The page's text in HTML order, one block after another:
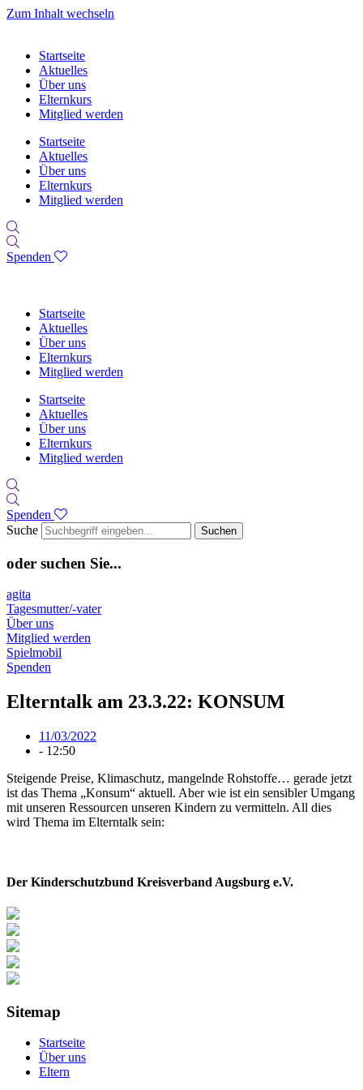
Zum Inhalt wechseln
Startseite
Aktuelles
Über uns
Elternkurs
Mitglied werden
Startseite
Aktuelles
Über uns
Elternkurs
Mitglied werden
Spenden
Startseite
Aktuelles
Über uns
Elternkurs
Mitglied werden
Startseite
Aktuelles
Über uns
Elternkurs
Mitglied werden
Spenden
Suche
Suchen
oder suchen Sie...
agita
Tagesmutter/-vater
Über uns
Mitglied werden
Spielmobil
Spenden
Elterntalk am 23.3.22: KONSUM
11/03/2022
- 12:50
Steigende Preise, Klimaschutz, mangelnde Rohstoffe… gerade jetzt
ist das Thema „Konsum“ aktuell. Aber wie ist ein sensibler Umgang
mit unseren Ressourcen unseren Kindern zu vermitteln. All dies
wird Thema im Elterntalk sein:
Der Kinderschutzbund Kreisverband Augsburg e.V.
Sitemap
Startseite
Über uns
Eltern